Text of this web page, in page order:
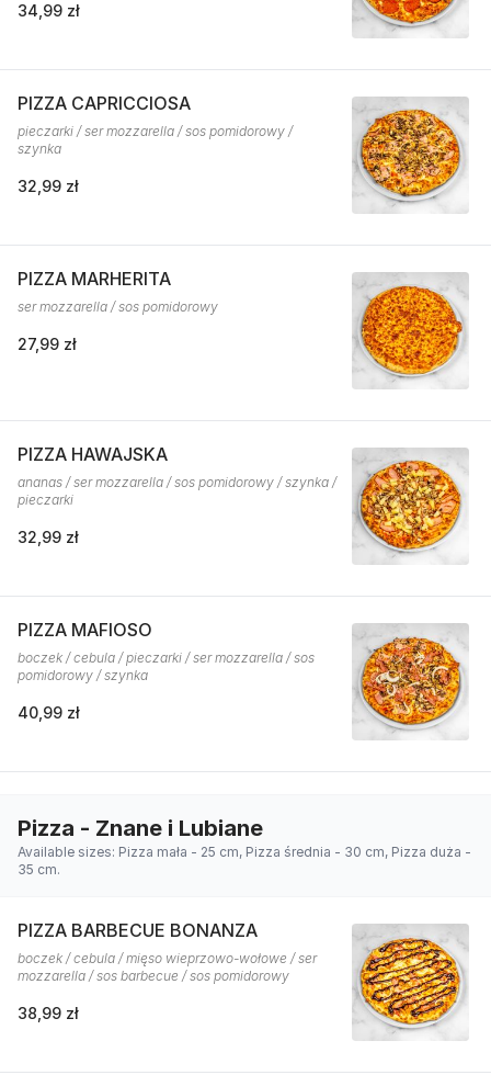
34,99 zł
PIZZA CAPRICCIOSA
pieczarki / ser mozzarella / sos pomidorowy /
szynka
32,99 zł
PIZZA MARHERITA
ser mozzarella / sos pomidorowy
27,99 zł
PIZZA HAWAJSKA
ananas / ser mozzarella / sos pomidorowy / szynka /
pieczarki
32,99 zł
PIZZA MAFIOSO
boczek / cebula / pieczarki / ser mozzarella / sos
pomidorowy / szynka
40,99 zł
Pizza - Znane i Lubiane
Available sizes: Pizza mała - 25 cm, Pizza średnia - 30 cm, Pizza duża -
35 cm.
PIZZA BARBECUE BONANZA
boczek / cebula / mięso wieprzowo-wołowe / ser
mozzarella / sos barbecue / sos pomidorowy
38,99 zł